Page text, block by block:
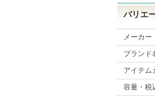
バリエ
メーカー
ブランド
アイテム
容量・税